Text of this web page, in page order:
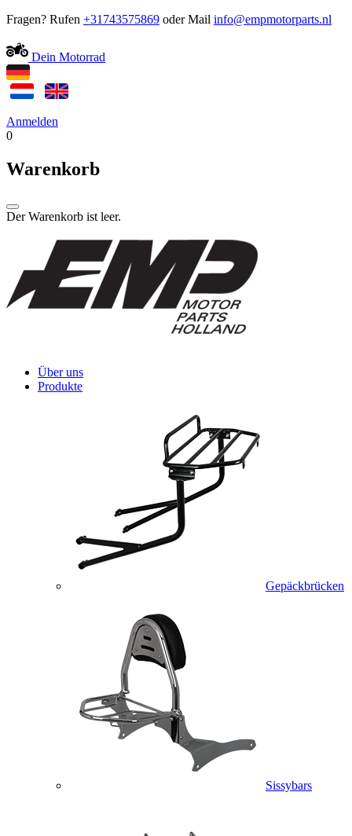
Fragen? Rufen +31743575869 oder Mail
Dein Motorrad
Anmelden
0
Warenkorb
Der Warenkorb ist leer.
Über uns
Produkte
Gepäckbrücken
Sissybars